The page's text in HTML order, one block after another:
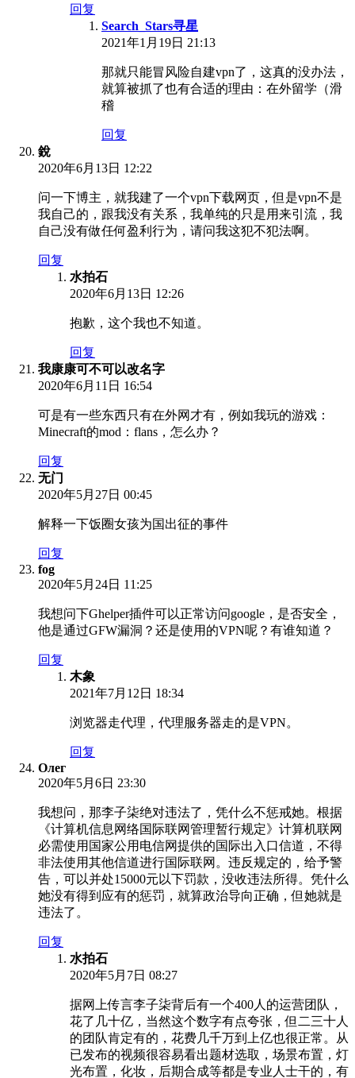
回复
Search_Stars寻星
2021年1月19日 21:13
那就只能冒风险自建vpn了，这真的没办法，
就算被抓了也有合适的理由：在外留学（滑
稽
回复
銳
2020年6月13日 12:22
问一下博主，就我建了一个vpn下载网页，但是vpn不是
我自己的，跟我没有关系，我单纯的只是用来引流，我
自己没有做任何盈利行为，请问我这犯不犯法啊。
回复
水拍石
2020年6月13日 12:26
抱歉，这个我也不知道。
回复
我康康可不可以改名字
2020年6月11日 16:54
可是有一些东西只有在外网才有，例如我玩的游戏：
Minecraft的mod：flans，怎么办？
回复
无门
2020年5月27日 00:45
解释一下饭圈女孩为国出征的事件
回复
fog
2020年5月24日 11:25
我想问下Ghelper插件可以正常访问google，是否安全，
他是通过GFW漏洞？还是使用的VPN呢？有谁知道？
回复
木象
2021年7月12日 18:34
浏览器走代理，代理服务器走的是VPN。
回复
Олег
2020年5月6日 23:30
我想问，那李子柒绝对违法了，凭什么不惩戒她。根据
《计算机信息网络国际联网管理暂行规定》计算机联网
必需使用国家公用电信网提供的国际出入口信道，不得
非法使用其他信道进行国际联网。违反规定的，给予警
告，可以并处15000元以下罚款，没收违法所得。凭什么
她没有得到应有的惩罚，就算政治导向正确，但她就是
违法了。
回复
水拍石
2020年5月7日 08:27
据网上传言李子柒背后有一个400人的运营团队，
花了几十亿，当然这个数字有点夸张，但二三十人
的团队肯定有的，花费几千万到上亿也很正常。从
已发布的视频很容易看出题材选取，场景布置，灯
光布置，化妆，后期合成等都是专业人士干的，有